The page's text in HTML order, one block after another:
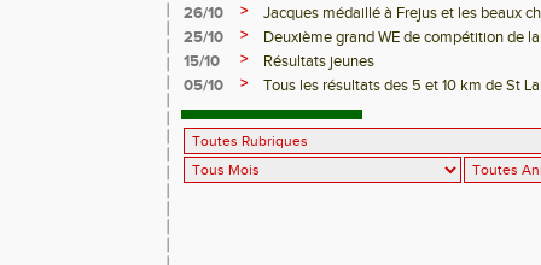
26/10
>
Jacques médaillé à Frejus et les beaux
25/10
>
Deuxième grand WE de compétition de
15/10
>
Résultats jeunes
05/10
> Tous les résultats des 5 et 10 km de St